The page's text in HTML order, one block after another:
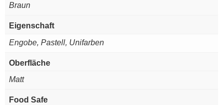
Braun
Eigenschaft
Engobe, Pastell, Unifarben
Oberfläche
Matt
Food Safe